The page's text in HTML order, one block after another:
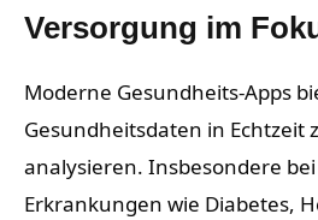
Versorgung im
Moderne Gesundheits-Apps
Gesundheitsdaten in Echtzeit
analysieren. Insbesondere
Erkrankungen wie Diabetes,